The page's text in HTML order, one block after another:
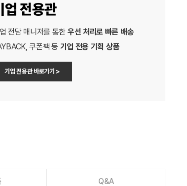
업 전용관
전담 매니저를 통한 우선 처리로 빠른 배송
쿠폰팩 등 기업 전용 기획 상품
기업 전용관 바로가기 >
Q&A